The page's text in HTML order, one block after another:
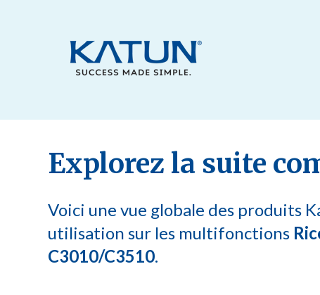
Explorez la suite
Voici une vue globale des produits
utilisation sur les multifonctions
C3010/C3510.